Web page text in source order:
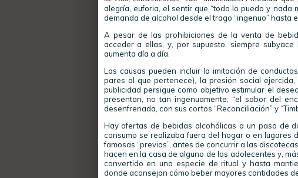
alegría, euforia, el sentir que “todo lo puedo y nada
demanda de alcohol desde el trago “ingenuo” hasta
A pesar de las prohibiciones de la venta de
acceder a ellas, y, por supuesto, siempre
aumenta día a día.
Las causas pueden incluir la imitación de
pares al que pertenece), la presión social
publicidad persigue como objetivo estimular el
presentan, no tan ingenuamente, “el sabor del
desenfrenada, con sus cortos “Reconciliación” y
Hay ofertas de bebidas alcohólicas a un paso de
consumo se realizaba fuera del hogar o en lugares
famosas “previas”, antes de concurrir a las
hacen en la casa de alguno de los adolecentes y,
convertido en una especie de ritual y hasta
donde aconsejan cómo beber mayores cantidades